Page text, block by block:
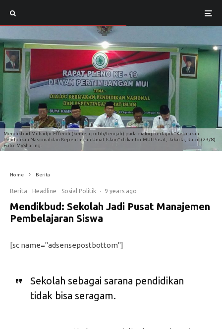
Mendikbud Muhadjir Effendi (kemeja putih/tengah) pada dialog bertajuk "Kebijakan
Pendidikan Nasional dan Kepentingan Umat Islam" di kantor MUI Pusat, Jakarta, Rabu (23/8).
Foto: MySharing.
Home Berita
Berita Headline Sosial Politik · 9 years ago
Mendikbud: Sekolah Jadi Pusat Manajemen
Pembelajaran Siswa
[sc name="adsensepostbottom"]
Sekolah sebagai sarana pendidikan
tidak bisa seragam.